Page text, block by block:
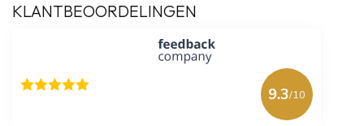
KLANTBEOORDELINGEN
9.3/10